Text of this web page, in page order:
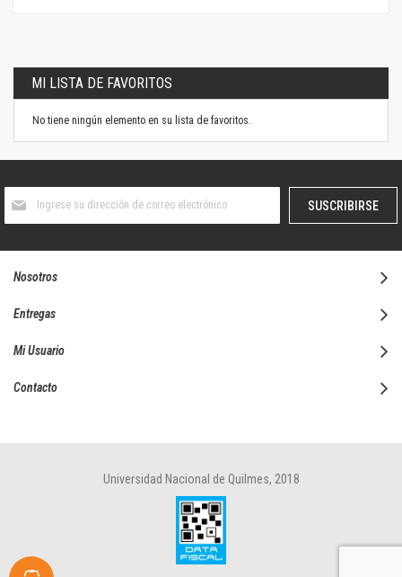
MI LISTA DE FAVORITOS
No tiene ningún elemento en su lista de favoritos.
boletín
SUSCRIBIRSE
Nosotros
Entregas
Mi Usuario
Contacto
Universidad Nacional de Quilmes, 2018